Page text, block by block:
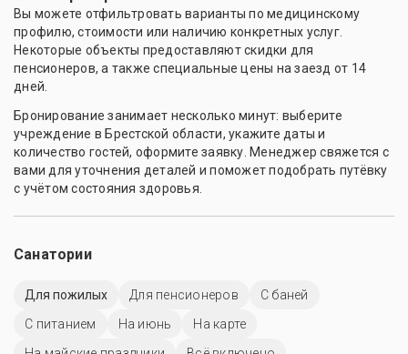
Вы можете отфильтровать варианты по медицинскому
профилю, стоимости или наличию конкретных услуг.
Некоторые объекты предоставляют скидки для
пенсионеров, а также специальные цены на заезд от 14
дней.
Бронирование занимает несколько минут: выберите
учреждение в Брестской области, укажите даты и
количество гостей, оформите заявку. Менеджер свяжется с
вами для уточнения деталей и поможет подобрать путёвку
с учётом состояния здоровья.
Санатории
Для пожилых Для пенсионеров
С баней
С питанием
На июнь
На карте